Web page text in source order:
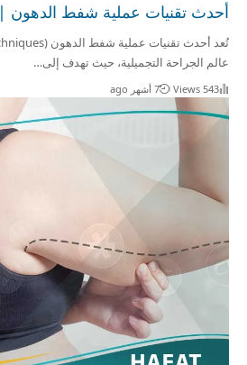
أحدث تقنيات عملية شفط الدهون | 7 طرق فعالة
عالم الجراحة التجميلية، حيث تهدف إلى…
543 Views 7 أشهر ago